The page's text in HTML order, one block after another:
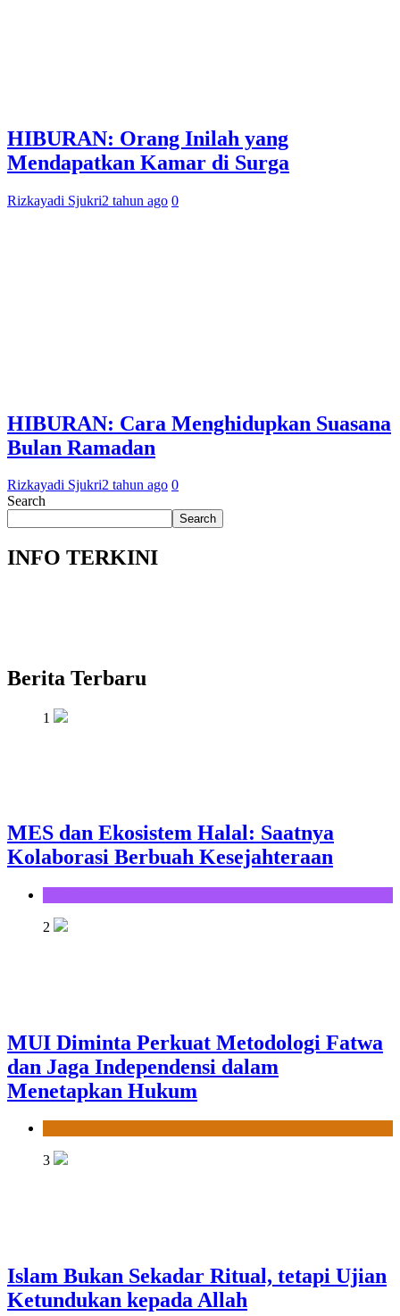
HIBURAN: Orang Inilah yang
Mendapatkan Kamar di Surga
Rizkayadi Sjukri2 tahun ago 0
HIBURAN: Cara Menghidupkan Suasana
Bulan Ramadan
Rizkayadi Sjukri2 tahun ago 0
Search
Search
INFO TERKINI
Berita Terbaru
1
MES dan Ekosistem Halal: Saatnya
Kolaborasi Berbuah Kesejahteraan
2
MUI Diminta Perkuat Metodologi Fatwa
dan Jaga Independensi dalam
Menetapkan Hukum
3
Islam Bukan Sekadar Ritual, tetapi Ujian
Ketundukan kepada Allah